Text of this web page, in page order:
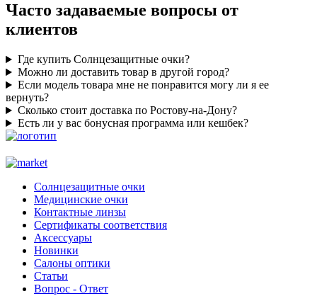
Часто задаваемые вопросы от
клиентов
Где купить Солнцезащитные очки?
Можно ли доставить товар в другой город?
Если модель товара мне не понравится могу ли я ее
вернуть?
Сколько стоит доставка по Ростову-на-Дону?
Есть ли у вас бонусная программа или кешбек?
Солнцезащитные очки
Медицинские очки
Контактные линзы
Сертификаты соответствия
Аксессуары
Новинки
Салоны оптики
Статьи
Вопрос - Ответ